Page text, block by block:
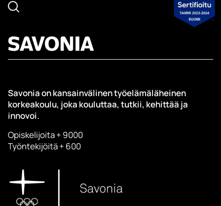
Savonia on kansainvälinen työelämäläheinen
korkeakoulu, joka kouluttaa, tutkii, kehittää ja
innovoi.
Opiskelijoita + 9000
Työntekijöitä + 600